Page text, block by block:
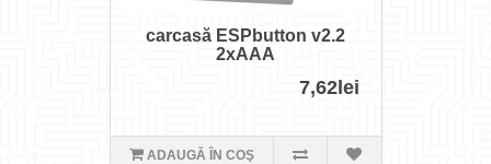
carcasă ESPbutton v2.2
2xAAA
7,62lei
ADAUGĂ ÎN COŞ